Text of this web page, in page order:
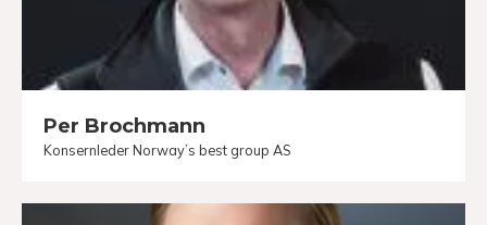
Per Brochmann
Konsernleder Norway’s best group AS